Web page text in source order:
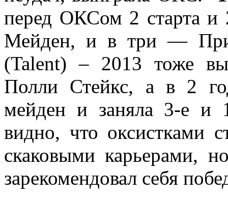
перед ОКСом 2 старта и
Мейден, и в три —
(Talent) – 2013 тоже
Полли Стейкс, а в 2
мейден и заняла 3-е и
видно, что оксистками
скаковыми карьерами,
зарекомендовал себя